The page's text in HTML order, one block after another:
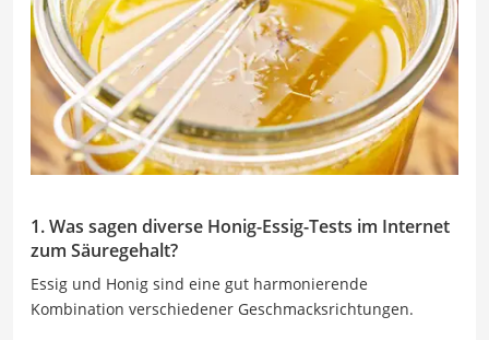
1. Was sagen diverse Honig-Essig-Tests im Internet
zum Säuregehalt?
Essig und Honig sind eine gut harmonierende
Kombination verschiedener Geschmacksrichtungen.